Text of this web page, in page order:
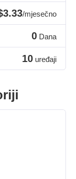
/mjesečno
0 Dana
10 uređaji